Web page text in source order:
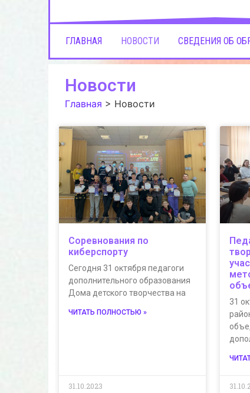
ГЛАВНАЯ НОВОСТИ СВЕДЕНИЯ ОБ
Новости
Главная > Новости
Соревнования по
киберспорту
Сегодня 31 октября педагоги
дополнительного образования
Дома детского творчества на
ЧИТАТЬ ПОЛНОСТЬЮ »
31.10.2023
31